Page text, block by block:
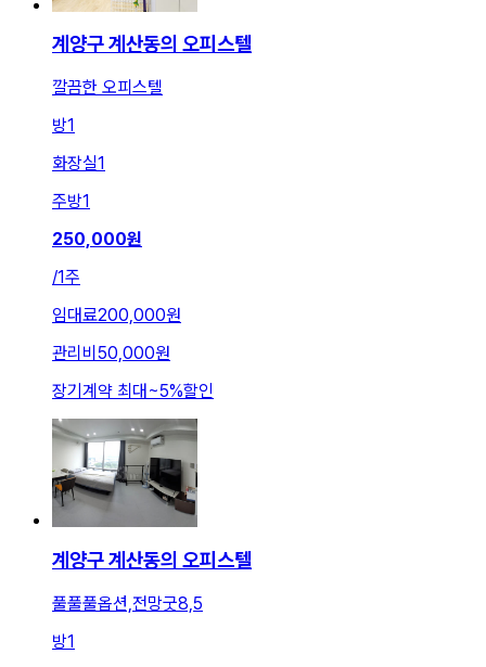
계양구 계산동의 오피스텔
깔끔한 오피스텔
방1
화장실1
주방1
250,000원
/1주
임대료200,000원
관리비 50,000원
장기계약 최대~5%할인
계양구 계산동의 오피스텔
풀풀풀옵션,전망굿8,5
방1